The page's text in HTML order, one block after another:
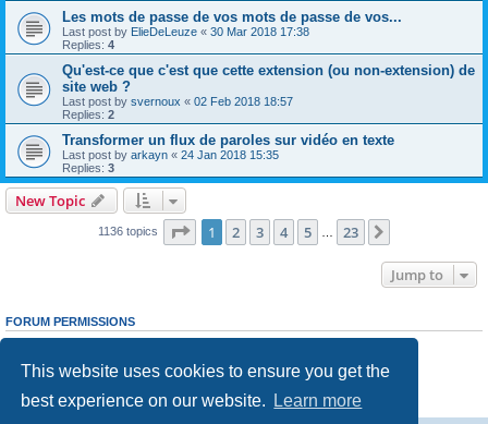
This website uses cookies to ensure you get the
best experience on our website.
Learn more
Les mots de passe de vos mots de passe de vos...
Last post by ElieDeLeuze « 30 Mar 2018 17:38
Replies: 4
Qu'est-ce que c'est que cette extension (ou non-extension) de
site web ?
Last post by svernoux « 02 Feb 2018 18:57
Replies: 2
Transformer un flux de paroles sur vidéo en texte
Last post by arkayn « 24 Jan 2018 15:35
Replies: 3
New Topic
1136 topics Page 1of 23
1 2 3 4 5 23
Jump to
FORUM PERMISSIONS
Youcannotpost new topics in this forum
cannotedit your posts in this forum
Youcannotpost attachments in this forum